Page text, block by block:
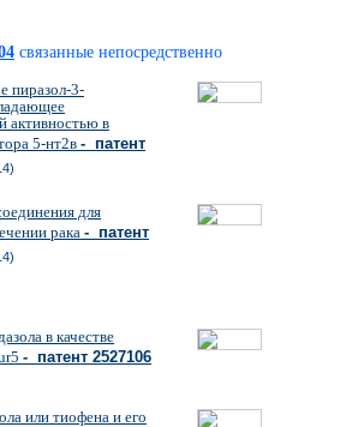
связанные непосредственно
пиразол-3-
активностью в
5-нт2в - патент
для
рака - патент
в качестве
- патент 2527106
или тиофена и его